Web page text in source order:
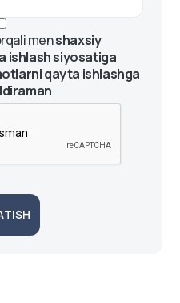
uy. menshaxsiy
ishlash siyosatiga
qayta ishlashga